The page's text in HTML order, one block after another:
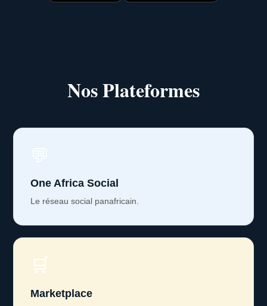
Nos Plateformes
One Africa Social
Le réseau social panafricain.
🛒
Marketplace